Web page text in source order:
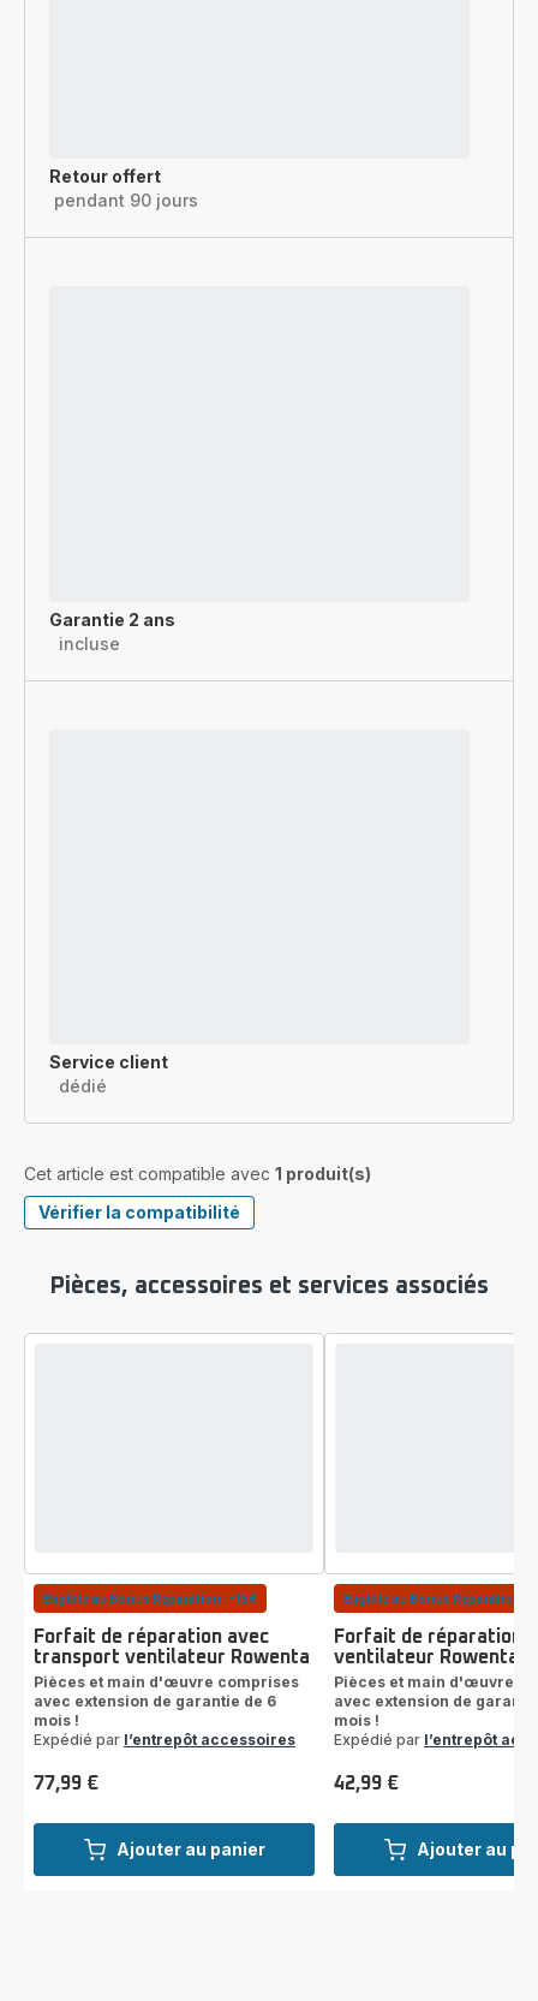
Retour offert
pendant 90 jours
Garantie 2 ans
incluse
Service client
dédié
Cet article est compatible avec 1 produit(s)
Vérifier la compatibilité
Pièces, accessoires et services associés
Ajouter au panier
Eligible au Bonus Réparation : -15€
Forfait de réparation avec
transport ventilateur Rowenta
Pièces et main d'œuvre comprises
avec extension de garantie de 6
mois !
Expédié par l’entrepôt accessoires
Prix
77,99 €
Ajouter au
Eligible au Bonus Réparation : -
Forfait de réparation
ventilateur Rowenta
Pièces et main d'œuvre
avec extension de
mois !
Expédié par l’entrepôt
Prix
42,99 €